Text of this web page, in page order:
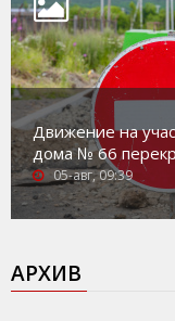
Движение на
дома № 66
05-авг, 09:39
АРХИВ